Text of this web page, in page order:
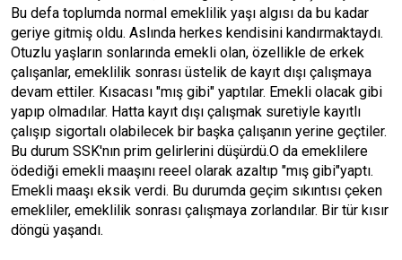
Bu defa toplumda normal emeklilik yaşı algısı da bu kadar
geriye gitmiş oldu. Aslında herkes kendisini kandırmaktaydı.
Otuzlu yaşların sonlarında emekli olan, özellikle de erkek
çalışanlar, emeklilik sonrası üstelik de kayıt dışı çalışmaya
devam ettiler. Kısacası "mış gibi" yaptılar. Emekli olacak gibi
yapıp olmadılar. Hatta kayıt dışı çalışmak suretiyle kayıtlı
çalışıp sigortalı olabilecek bir başka çalışanın yerine geçtiler.
Bu durum SSK'nın prim gelirlerini düşürdü.O da emeklilere
ödediği emekli maaşını reeel olarak azaltıp "mış gibi"yaptı.
Emekli maaşı eksik verdi. Bu durumda geçim sıkıntısı çeken
emekliler, emeklilik sonrası çalışmaya zorlandılar. Bir tür kısır
döngü yaşandı.